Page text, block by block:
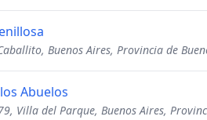
Buenos Aires, Provincia de
Abuelos
Villa del Parque, Buenos Aires,